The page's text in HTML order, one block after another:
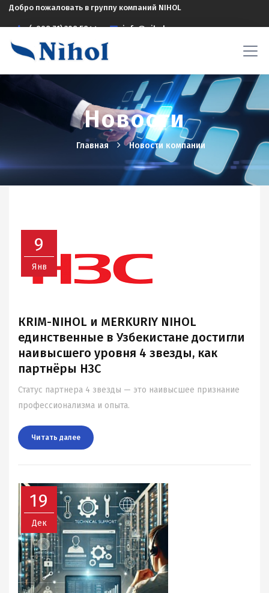
Добро пожаловать в группу компаний NIHOL
(+998 71) 208 5844 info@nihol.uz
Новости
Главная Новости компании
9
Янв
КRIM-NIHOL и MERKURIY NIHOL
единственные в Узбекистане достигли
наивысшего уровня 4 звезды, как
партнёры H3C
Статус партнера 4 звезды — это наивысшее признание
профессионализма и опыта.
Читать далee
19
Дек